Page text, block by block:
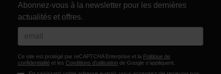
Abonnez-vous à la newsletter pour les dernières
actualités et offres.
Ce site est protégé par reCAPTCHA Enterprise et la Politique de
confidentialité et les Conditions d'utilisation de Google s'appliquent.